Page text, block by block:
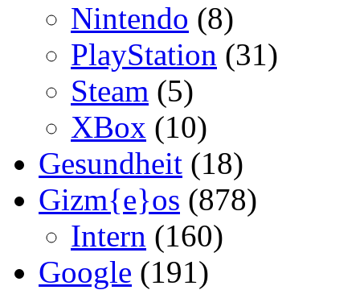
Nintendo (8)
PlayStation (31)
Steam (5)
XBox (10)
Gesundheit (18)
Gizm{e}os (878)
Intern (160)
Google (191)